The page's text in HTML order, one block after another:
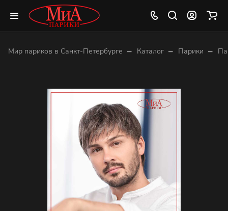
Мир париков в Санкт-Петербурге – Каталог – Парики –